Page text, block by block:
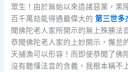
眾生！由於無始以來造諸惡業，黑
百千萬劫能得遇最偉大的第三世多
聞佛陀老人家所開示的無上殊勝法
恭聞佛陀老人家的上妙開示，懈怠
天捕漁可以形容！而即使恭聞了佛
沒有聽懂法音的含義，我根本稱不